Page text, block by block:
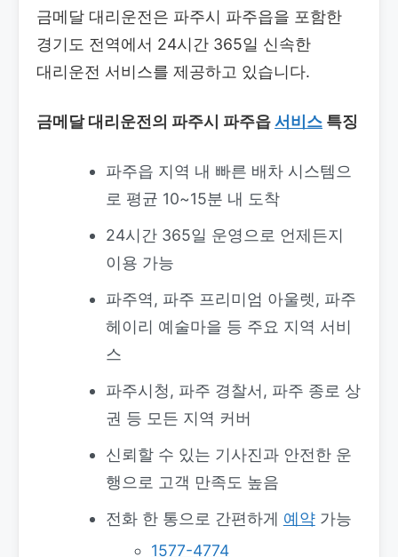
금메달 대리운전은 파주시 파주읍을 포함한
경기도 전역에서 24시간 365일 신속한
대리운전 서비스를 제공하고 있습니다.
금메달 대리운전의 파주시 파주읍서비스 특징
파주읍 지역 내 빠른 배차 시스템으
로 평균 10~15분 내 도착
24시간 365일 운영으로 언제든지
이용 가능
파주역, 파주 프리미엄 아울렛, 파주
헤이리 예술마을 등 주요 지역 서비
스
파주시청, 파주 경찰서, 파주 종로 상
권 등 모든 지역 커버
신뢰할 수 있는 기사진과 안전한 운
행으로 고객 만족도 높음
전화 한 통으로 간편하게 예약가능
1577-4774